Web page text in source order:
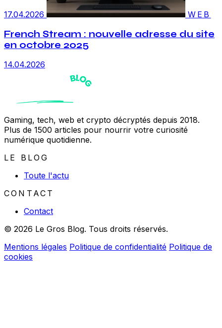
17.04.2026 WEB
French Stream : nouvelle adresse du site
en octobre 2025
14.04.2026
Gaming, tech, web et crypto décryptés depuis 2018.
Plus de 1500 articles pour nourrir votre curiosité
numérique quotidienne.
LE BLOG
Toute l'actu
CONTACT
Contact
© 2026 Le Gros Blog. Tous droits réservés.
Mentions légales Politique de confidentialité Politique de
cookies